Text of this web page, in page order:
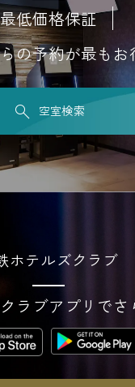
最低価格保証
の予約が最もお
空室検索
ホテルズクラブ
ラブアプリでさ